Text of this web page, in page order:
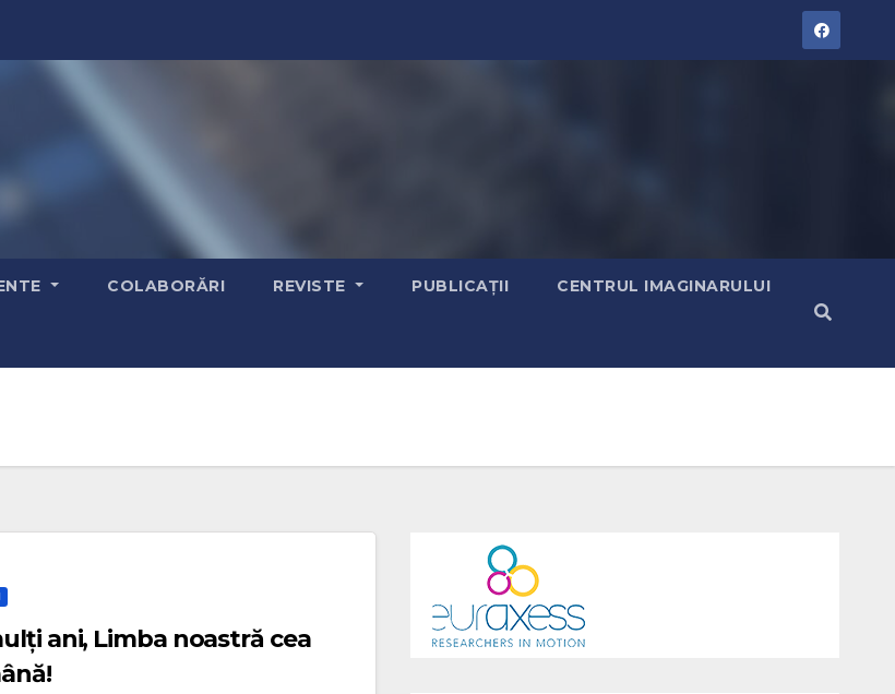
COLABORĂRI REVISTE PUBLICAȚII CENTRUL IMAGINARULUI
ani, Limba noastră cea